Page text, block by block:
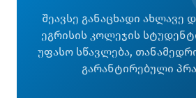
შეავსე განაცხადი ახლავე
ეგრისის კოლეჯის
უფასო სწავლება,
გარანტირებული